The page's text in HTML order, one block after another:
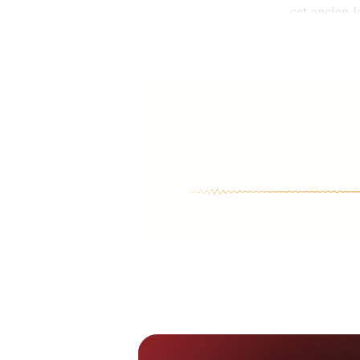
cet ancien
Soho à